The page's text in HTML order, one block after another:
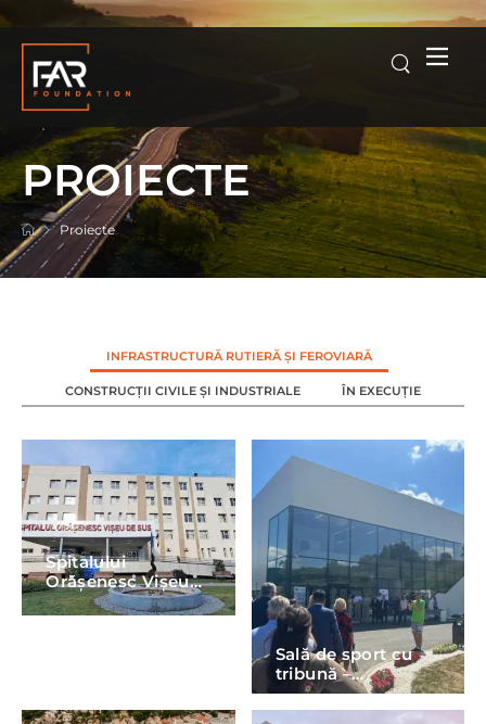
PROIECTE
Proiecte
INFRASTRUCTURĂ RUTIERĂ ȘI FEROVIARĂ
CONSTRUCȚII CIVILE ȘI INDUSTRIALE ÎN EXECUȚIE
Spitalului
Orășenesc Vișeu
de Sus, județul
Maramureș
Sală de sport cu
tribună –
Spermezeu, jud
Bistrița-Năsăud